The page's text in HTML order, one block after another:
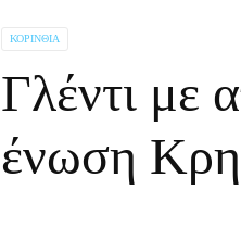
ΚΟΡΙΝΘΊΑ
Γλέντι με
ένωση